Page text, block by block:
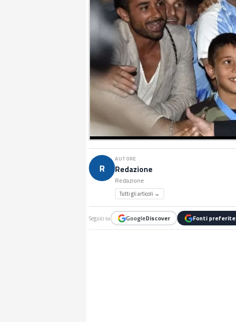
R
AUTORE
Redazione
Redazione
Tutti gli articoli →
Seguici su GoogleDiscover Fonti preferite